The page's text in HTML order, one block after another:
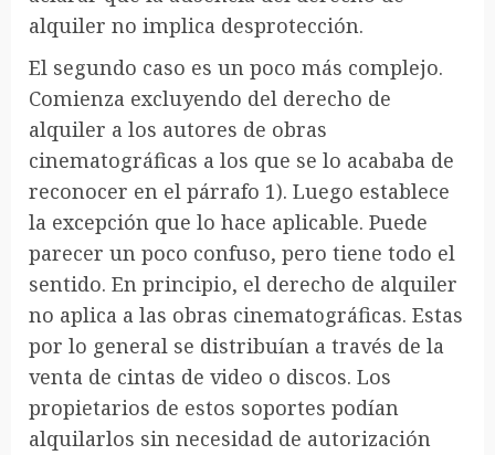
alquiler no implica desprotección.
El segundo caso es un poco más complejo.
Comienza excluyendo del derecho de
alquiler a los autores de obras
cinematográficas a los que se lo acababa de
reconocer en el párrafo 1). Luego establece
la excepción que lo hace aplicable. Puede
parecer un poco confuso, pero tiene todo el
sentido. En principio, el derecho de alquiler
no aplica a las obras cinematográficas. Estas
por lo general se distribuían a través de la
venta de cintas de video o discos. Los
propietarios de estos soportes podían
alquilarlos sin necesidad de autorización